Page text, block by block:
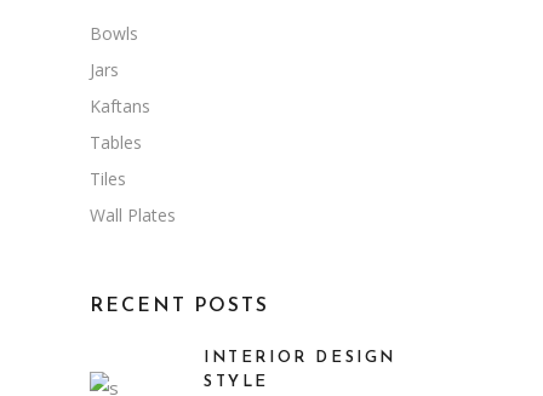
Bowls
Jars
Kaftans
Tables
Tiles
Wall Plates
RECENT POSTS
INTERIOR DESIGN
STYLE